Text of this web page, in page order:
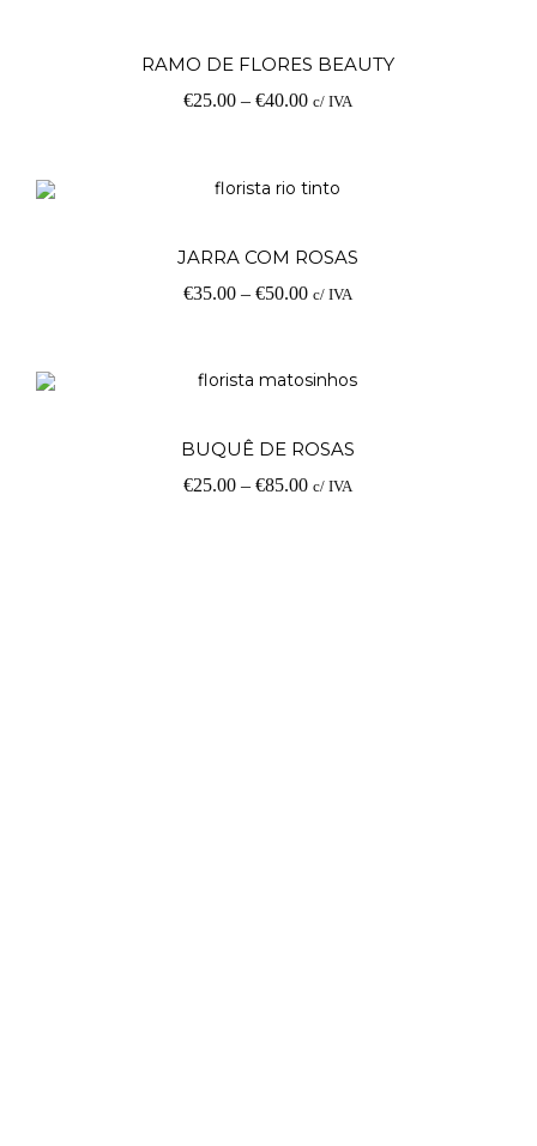
RAMO DE FLORES BEAUTY
€25.00 –€40.00 c/ IVA
JARRA COM ROSAS
€35.00 –€50.00 c/ IVA
BUQUÊ DE ROSAS
€25.00 –€85.00 c/ IVA